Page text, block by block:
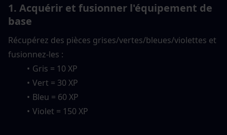
1. Acquérir et fusionner l'équipement de
base
Récupérez des pièces grises/vertes/bleues/violettes et
fusionnez-les :
Gris = 10 XP
Vert = 30 XP
Bleu = 60 XP
Violet = 150 XP